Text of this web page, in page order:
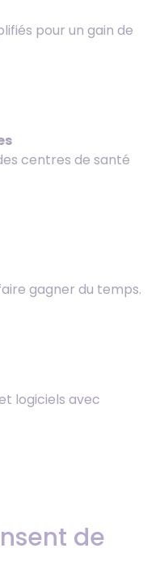
pour un gain de
centres de santé
gagner du temps.
logiciels avec
de